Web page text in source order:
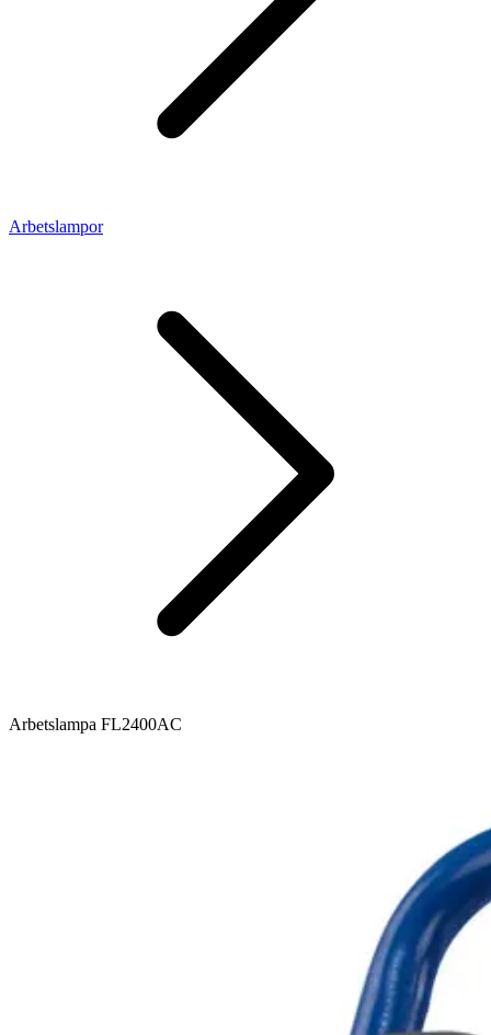
Arbetslampor
Arbetslampa FL2400AC